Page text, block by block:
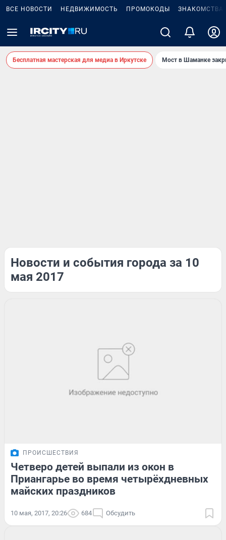
ВСЕ НОВОСТИ НЕДВИЖИМОСТЬ ПРОМОКОДЫ ЗНАКОМСТВА
Бесплатная мастерская для медиа в Иркутске Мост в Шаманке
Новости и события города за 10
мая 2017
ПРОИСШЕСТВИЯ
Четверо детей выпали из окон в
Приангарье во время четырёхдневных
майских праздников
10 мая, 2017, 20:26 684 Обсудить